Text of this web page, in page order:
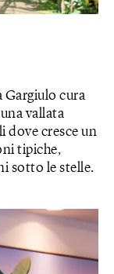
Gargiulo cura
vallata
dove cresce un
tipiche,
sotto le stelle.